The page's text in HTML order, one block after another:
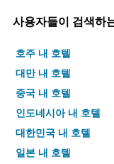
사용자들이 검색하
호주 내 호텔
대만 내 호텔
중국 내 호텔
인도네시아 내 호텔
대한민국 내 호텔
일본 내 호텔